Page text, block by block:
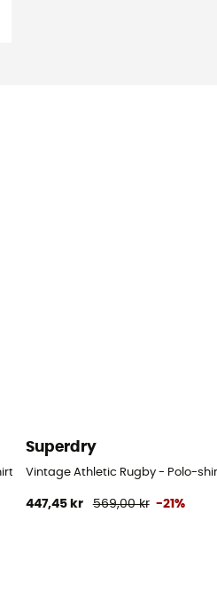
- Herrer
Superdry
Vintage Athletic Rugby - Polo-
447,45 kr 569,00 kr -21%